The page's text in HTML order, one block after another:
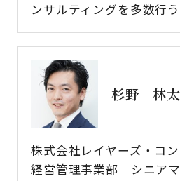
ンサルティングを多数行う
杉野 林
株式会社レイヤーズ・コ
経営管理事業部 シニア